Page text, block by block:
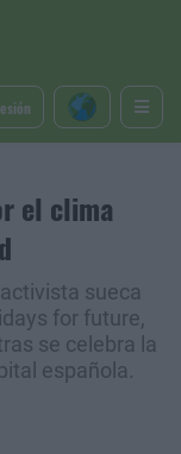
el clima
sueca
for future,
se celebra la
española.